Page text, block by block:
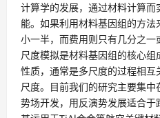
计算学的发展，通过材料计算
能。如果利用材料基因组的方
小一半，而费用则只有几分之
尺度模拟是材料基因组的核心
性质，通常是多尺度的过程相
尺度。目前我们的研究主要集
势场开发，用反演势发展适合